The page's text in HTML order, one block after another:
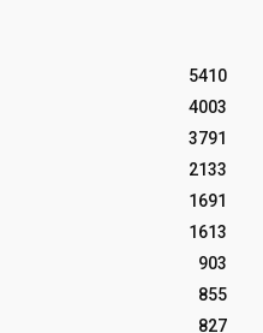
5410
4003
3791
2133
1691
1613
903
855
827